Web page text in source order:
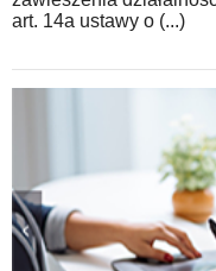
art. 14a ustawy o (...)